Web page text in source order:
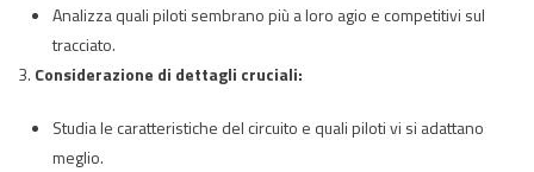
Analizza quali piloti sembrano più a loro agio e competitivi sul
tracciato.
Considerazione di dettagli cruciali:
Studia le caratteristiche del circuito e quali piloti vi si adattano
meglio.